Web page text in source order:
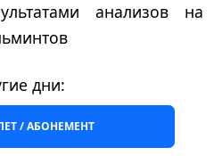
анализов на
дни:
/ АБОНЕМЕНТ